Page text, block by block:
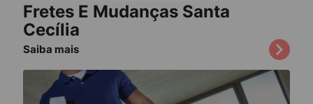
Fretes E Mudanças Santa
Cecília
Saiba mais